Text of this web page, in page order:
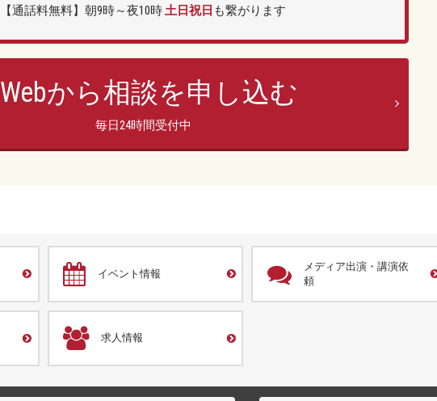
【通話料無料】朝9時～夜10時土日祝日 も繋がります
Webから相談を申し込む
毎日24時間受付中
イベント情報
メディア出演・講演依
頼
求人情報